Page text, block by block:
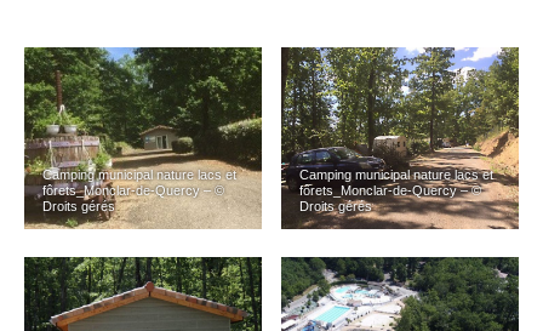
Camping municipal nature lacs et
fôrets_Monclar-de-Quercy – ©
Droits gérés
Camping municipal nature lacs et
fôrets_Monclar-de-Quercy – ©
Droits gérés